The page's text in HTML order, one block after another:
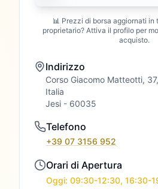
📊 Prezzi di borsa aggiornati in
proprietario? Attiva il profilo per
acquisto.
Indirizzo
Corso Giacomo Matteotti,
Italia
Jesi - 60035
Telefono
+39 07 3156 952
Orari di Apertura
Oggi: 09:30-12:30, 16:30-